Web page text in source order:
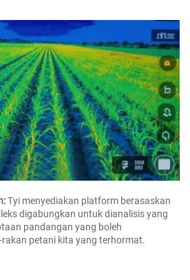
Tyi menyediakan platform berasaskan
digabungkan untuk dianalisis yang
pandangan yang boleh
petani kita yang terhormat.